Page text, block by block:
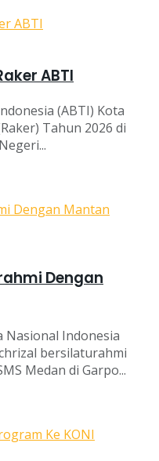
ABTI
(ABTI) Kota
Tahun 2026 di
Dengan
Nasional Indonesia
bersilaturahmi
Medan di Garpo...